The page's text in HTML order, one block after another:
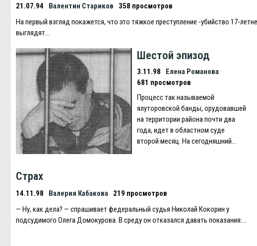
21.07.94 Валентин Стариков
358 просмотров
На первый взгляд покажется, что это тяжкое преступление -убийство 17-
выглядят…
Шестой эпизод
3.11.98
Елена Романова
681 просмотров
Процесс так называемой
ялуторовской банды, орудовавшей
на территории района почти два
года, идет в областном суде
второй месяц. На сегодняшний…
Страх
14.11.98 Валерия Кабакова
219 просмотров
— Ну, как дела? — спрашивает федеральный судья Николай Кокорин у
подсудимого Олега Домокурова. В среду он отказался давать показания:…